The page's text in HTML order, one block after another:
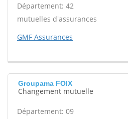
Département: 42
mutuelles d'assurances
GMF Assurances
Groupama FOIX
Changement mutuelle
Département: 09